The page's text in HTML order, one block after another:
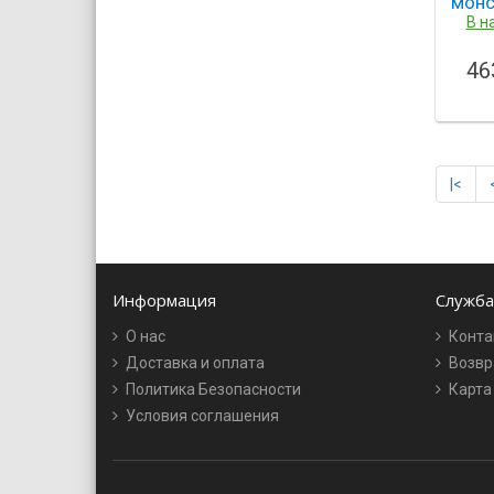
В
|<
Информация
О нас
Доставка и оплата
Политика Безопасности
Условия соглашения